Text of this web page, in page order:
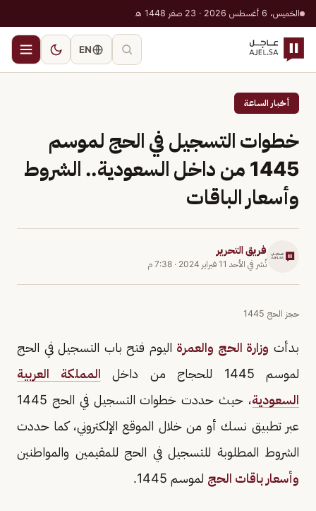
الخميس، 6 أغسطس 2026 · 23 صفر 1448 هـ
EN
أخبار الساعة
خطوات التسجيل في الحج لموسم
1445 من داخل السعودية.. الشروط
وأسعار الباقات
فريق التحرير
نُشر في الأحد 11 فبراير 2024 · 7:38 م
حجز الحج 1445
بدأت وزارة الحج والعمرة اليوم فتح باب التسجيل في الحج
لموسم 1445 للحجاج من داخل
المملكة العربية
السعودية
، حيث حددت خطوات التسجيل في الحج 1445
عبر تطبيق نسك أو من خلال الموقع الإلكتروني، كما حددت
الشروط المطلوبة للتسجيل في الحج للمقيمين والمواطنين
وأسعار باقات الحج لموسم 1445.